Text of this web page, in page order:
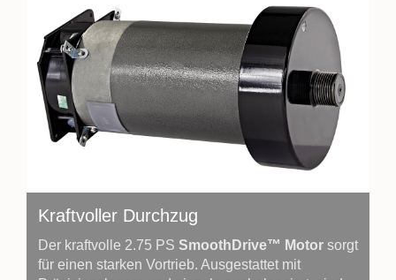
Kraftvoller Durchzug
Der kraftvolle 2.75 PS SmoothDrive™ Motor sorgt
für einen starken Vortrieb. Ausgestattet mit